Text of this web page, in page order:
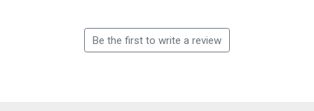
Be the first to write a review